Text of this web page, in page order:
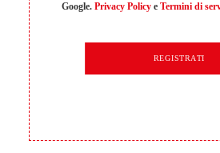
Google. Privacy Policy e Termini di
REGISTRATI